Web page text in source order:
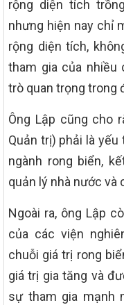
rộng diện tích
nhưng hiện nay chỉ
rộng diện tích,
tham gia của nhiều
trò quan trọng trong
Ông Lập cũng cho
Quản trị) phải là
ngành rong biển,
quản lý nhà nước và
Ngoài ra, ông Lập
của các viện
chuỗi giá trị rong
giá trị gia tăng và
sự tham gia mạnh